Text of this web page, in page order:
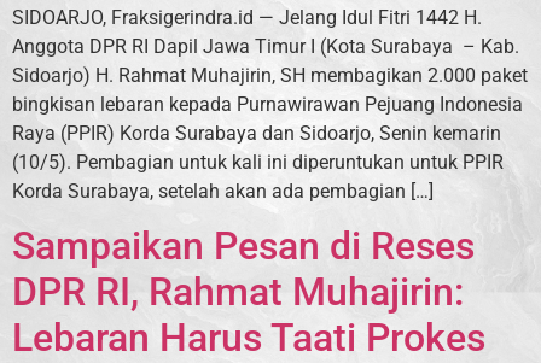
SIDOARJO, Fraksigerindra.id — Jelang Idul Fitri 1442 H.
Anggota DPR RI Dapil Jawa Timur I (Kota Surabaya – Kab.
Sidoarjo) H. Rahmat Muhajirin, SH membagikan 2.000 paket
bingkisan lebaran kepada Purnawirawan Pejuang Indonesia
Raya (PPIR) Korda Surabaya dan Sidoarjo, Senin kemarin
(10/5). Pembagian untuk kali ini diperuntukan untuk PPIR
Korda Surabaya, setelah akan ada pembagian […]
Sampaikan Pesan di Reses
DPR RI, Rahmat Muhajirin:
Lebaran Harus Taati Prokes